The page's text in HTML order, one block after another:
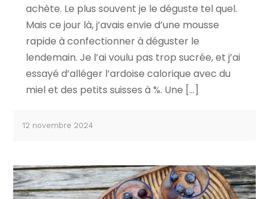
achète. Le plus souvent je le déguste tel quel.
Mais ce jour là, j’avais envie d’une mousse
rapide à confectionner à déguster le
lendemain. Je l’ai voulu pas trop sucrée, et j’ai
essayé d’alléger l’ardoise calorique avec du
miel et des petits suisses à %. Une […]
12 novembre 2024